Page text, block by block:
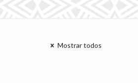
Mostrar todos